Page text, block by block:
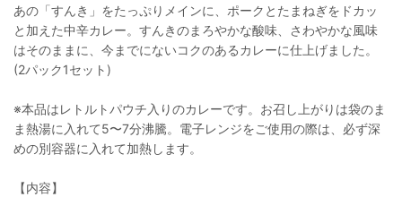
あの「すんき」をたっぷりメインに、ポークとたまねぎをドカッ
と加えた中辛カレー。すんきのまろやかな酸味、さわやかな風味
はそのままに、今までにないコクのあるカレーに仕上げました。
(2パック1セット)
※本品はレトルトパウチ入りのカレーです。お召し上がりは袋のま
ま熱湯に入れて5〜7分沸騰。電子レンジをご使用の際は、必ず深
めの別容器に入れて加熱します。
【内容】